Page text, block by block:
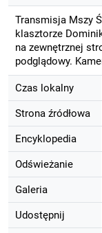
Transmisja Mszy
klasztorze
na zewnętrznej
podglądowy.
Czas lokalny
Strona źródłowa
Encyklopedia
Odświeżanie
Galeria
Udostępnij